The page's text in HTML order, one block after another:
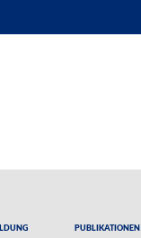
Publikationen